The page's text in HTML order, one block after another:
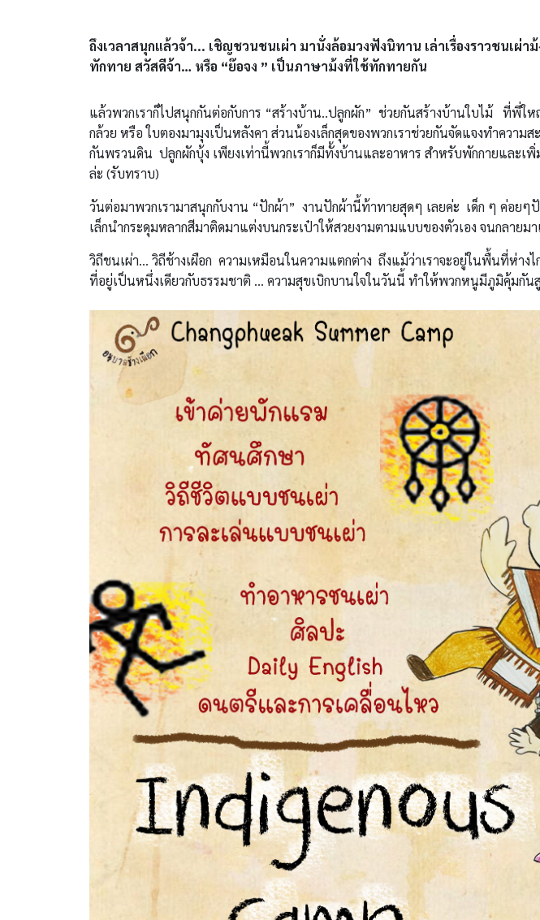
ถึงเวลาสนุกแล้วจ้า... เชิญชวนชนเผ่า มานั่งล้อมวงฟังนิทาน เล่าเรื่องราวชนเผ่า
ทักทาย สวัสดีจ้า… หรือ “ย๊อจง ” เป็นภาษาม้งที่ใช้ทักทายกัน
แล้วพวกเราก็ไปสนุกกันต่อกับการ “สร้างบ้าน..ปลูกผัก” ช่วยกันสร้างบ้านใบไม้ ที่พี่ใ
กล้วย หรือ ใบตองมามุงเป็นหลังคา ส่วนน้องเล็กสุดของพวกเราช่วยกันจัดแจงทำควา
กันพรวนดิน ปลูกผักบุ้ง เพียงเท่านี้พวกเราก็มีทั้งบ้านและอาหาร สำหรับพักกายและเ
ล่ะ (รับทราบ)
วันต่อมาพวกเรามาสนุกกับงาน “ปักผ้า” งานปักผ้านี้ท้าทายสุดๆ เลยค่ะ เด็ก ๆ ค่อยๆ
เล็กนำกระดุมหลากสีมาติดมาแต่งบนกระเป๋าให้สวยงามตามแบบของตัวเอง จนกลายม
วิถีชนเผ่า... วิถีช้างเผือก ความเหมือนในความแตกต่าง ถึงแม้ว่าเราจะอยู่ในพื้นที่ห่าง
ที่อยู่เป็นหนึ่งเดียวกับธรรมชาติ … ความสุขเบิกบานใจในวันนี้ ทำให้พวกหนูมีภูมิคุ้มกัน